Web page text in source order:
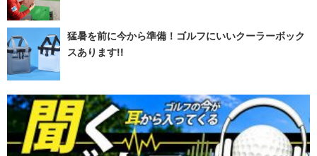
猛暑を前に今から準備！ゴルフにいいクーラーボック
スあります!!